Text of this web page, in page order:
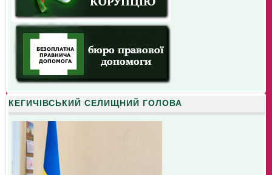
КЕГИЧІВСЬКИЙ СЕЛИЩНИЙ ГОЛОВА